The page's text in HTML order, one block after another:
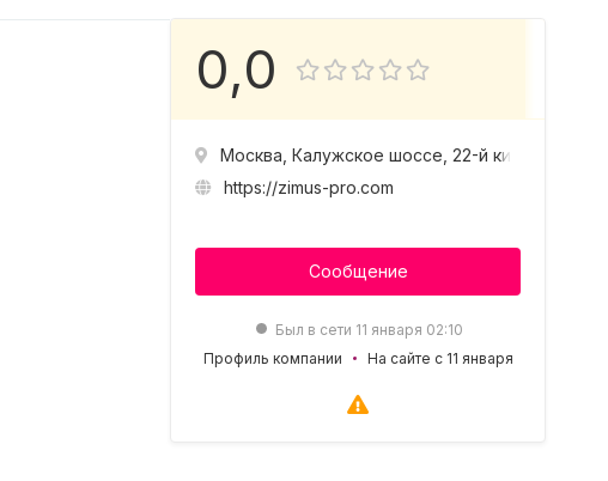
0,0
Москва, Калужское шоссе, 22-й километр,
https://zimus-pro.com
Сообщение
Был в сети 11 января 02:10
Профиль компании
На сайте с 11 января